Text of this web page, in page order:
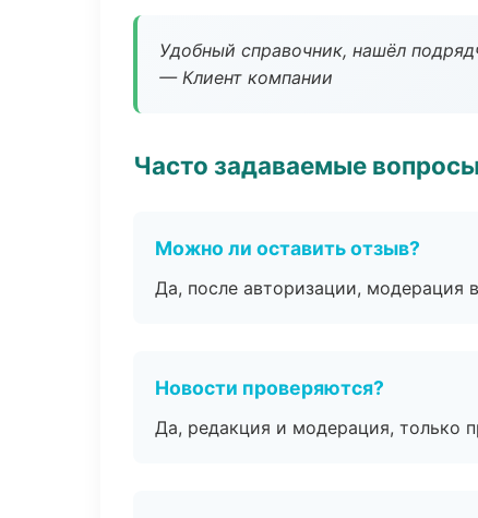
Удобный справочник, нашёл
— Клиент компании
Часто задаваемые вопросы
Можно ли оставить отзыв?
Да, после авторизации, модерация
Новости проверяются?
Да, редакция и модерация, только